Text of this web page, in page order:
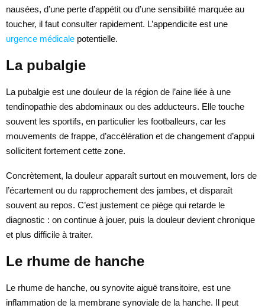
nausées, d’une perte d’appétit ou d’une sensibilité marquée au
toucher, il faut consulter rapidement. L’appendicite est une
urgence médicale potentielle.
La pubalgie
La pubalgie est une douleur de la région de l’aine liée à une
tendinopathie des abdominaux ou des adducteurs. Elle touche
souvent les sportifs, en particulier les footballeurs, car les
mouvements de frappe, d’accélération et de changement d’appui
sollicitent fortement cette zone.
Concrètement, la douleur apparaît surtout en mouvement, lors de
l’écartement ou du rapprochement des jambes, et disparaît
souvent au repos. C’est justement ce piège qui retarde le
diagnostic : on continue à jouer, puis la douleur devient chronique
et plus difficile à traiter.
Le rhume de hanche
Le rhume de hanche, ou synovite aiguë transitoire, est une
inflammation de la membrane synoviale de la hanche. Il peut